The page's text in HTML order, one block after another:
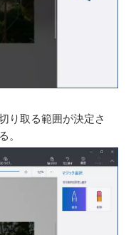
る対象に焦点を絞っ